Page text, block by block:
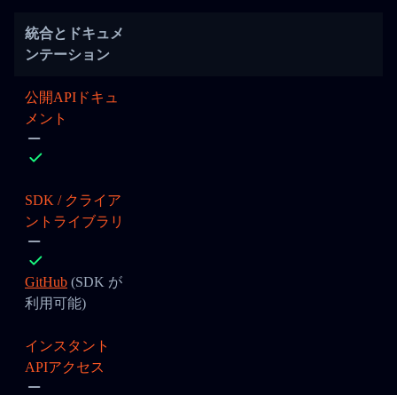
統合とドキュメ
ンテーション
公開APIドキュ
メント
SDK / クライア
ントライブラリ
GitHub (SDK が
利用可能)
インスタント
APIアクセス